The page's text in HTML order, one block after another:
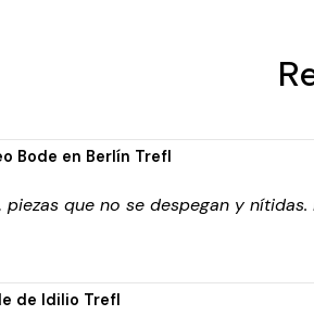
Bode en Berlín Trefl
que no se despegan y nítidas.
de Idilio Trefl